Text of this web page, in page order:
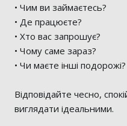
• Чим ви займаєтесь?
• Де працюєте?
• Хто вас запрошує?
• Чому саме зараз?
• Чи маєте інші подорожі?
Відповідайте чесно,
виглядати ідеальними.